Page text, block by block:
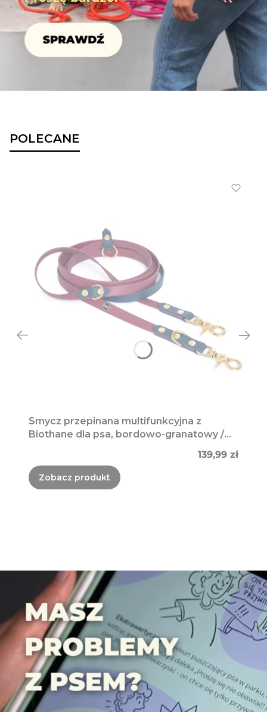
POLECANE
Smycz przepinana multifunkcyjna z
Biothane dla psa, bordowo-granatowy /
Cena
139,99 zł
Zobacz produkt